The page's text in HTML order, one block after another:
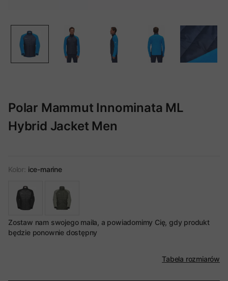
Polar Mammut Innominata ML
Hybrid Jacket Men
Kolor: ice-marine
Zostaw nam swojego maila, a powiadomimy Cię, gdy produkt
będzie ponownie dostępny
Tabela rozmiarów